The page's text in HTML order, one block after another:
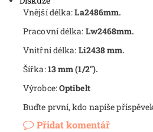
Vnější délka:La2486mm.
Pracovní délka: Lw2468mm.
Vnitřní délka: Li2438 mm.
Šířka:13 mm (1/2").
Výrobce:Optibelt
Buďte první, kdo napíše
Přidat komentář